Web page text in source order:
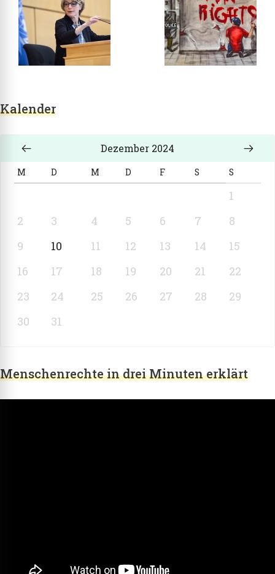
Kalender
Dezember 2024
M D M D F S S
1
2
3 4 5 6 7
8
9
10 11 12 13 14
15
16
17 18 19 20 21
22
23
24 25 26 27 28
29
30
31
Menschenrechte in drei Minuten erklärt